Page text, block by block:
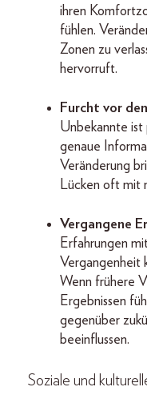
ihren
fühlen.
Zonen zu
hervorruft.
Furcht vor
Unbekannte ist
genaue
Veränderung
Lücken oft mit
Vergangene
Erfahrungen
Vergangenheit
Wenn frühere
Ergebnissen
gegenüber
beeinflussen.
Soziale und